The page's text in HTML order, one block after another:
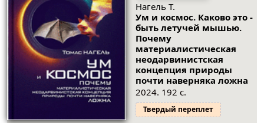
Нагель Т.
Ум и космос. Каково это -
быть летучей мышью.
Почему
материалистическая
неодарвинистская
концепция природы
почти наверняка ложна
2024. 192 с.
Твердый переплет